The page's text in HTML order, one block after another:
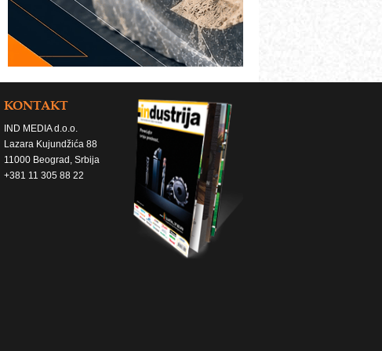
KONTAKT
IND MEDIA d.o.o.
Lazara Kujundžića 88
11000 Beograd, Srbija
+381 11 305 88 22